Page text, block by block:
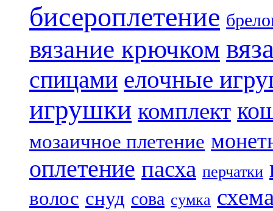
бисероплетение
вязание крючком
спицами елочные
игрушки комплект
мозаичное плетение
оплетение пасха перчатки
волос снуд сова сумка